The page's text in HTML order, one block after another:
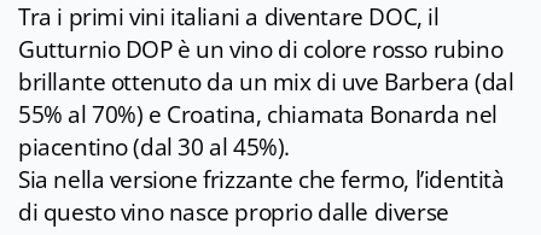
Tra i primi vini italiani a diventare DOC, il
Gutturnio DOP è un vino di colore rosso rubino
brillante ottenuto da un mix di uve Barbera (dal
55% al 70%) e Croatina, chiamata Bonarda nel
piacentino (dal 30 al 45%).
Sia nella versione frizzante che fermo, l’identità
di questo vino nasce proprio dalle diverse